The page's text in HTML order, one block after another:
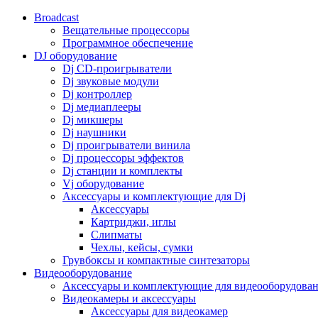
Broadcast
Вещательные процессоры
Программное обеспечение
DJ оборудование
Dj CD-проигрыватели
Dj звуковые модули
Dj контроллер
Dj медиаплееры
Dj микшеры
Dj наушники
Dj проигрыватели винила
Dj процессоры эффектов
Dj станции и комплекты
Vj оборудование
Аксессуары и комплектующие для Dj
Аксессуары
Картриджи, иглы
Слипматы
Чехлы, кейсы, сумки
Грувбоксы и компактные синтезаторы
Видеооборудование
Аксессуары и комплектующие для
Видеокамеры и аксессуары
Аксессуары для видеокамер